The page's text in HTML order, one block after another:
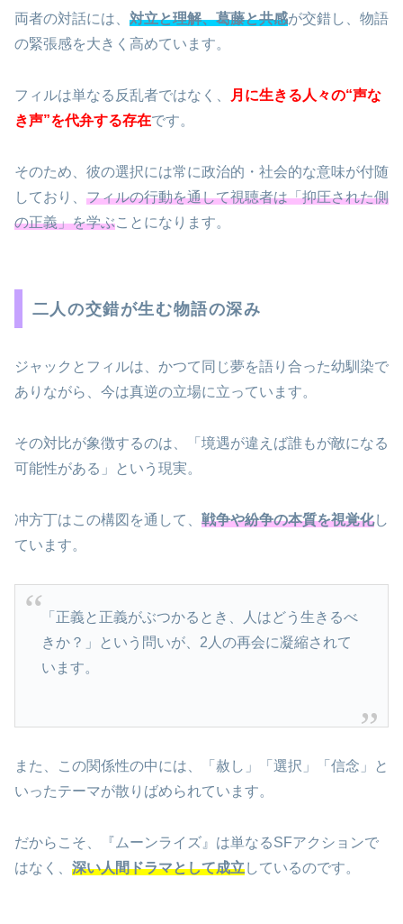
両者の対話には、 対立と理解、葛藤と共感が交錯し、物語
の緊張感を大きく高めています。
フィルは単なる反乱者ではなく、
月に生きる人々の“声な
き声”を代弁する存在です。
そのため、彼の選択には常に政治的・社会的な意味が付随
しており、 フィルの行動を通して視聴者は「抑圧された側
の正義」を学ぶことになります。
二人の交錯が生む物語の深み
ジャックとフィルは、かつて同じ夢を語り合った幼馴染で
ありながら、今は真逆の立場に立っています。
その対比が象徴するのは、「境遇が違えば誰もが敵になる
可能性がある」という現実。
冲方丁はこの構図を通して、 戦争や紛争の本質を視覚化し
ています。
「正義と正義がぶつかるとき、人はどう生きるべ
きか？」という問いが、2人の再会に凝縮されて
います。
また、この関係性の中には、「赦し」「選択」「信念」と
いったテーマが散りばめられています。
だからこそ、『ムーンライズ』は単なるSFアクションで
はなく、 深い人間ドラマとして成立しているのです。